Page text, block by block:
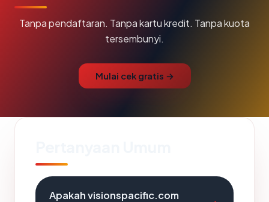
Tanpa pendaftaran. Tanpa kartu kredit. Tanpa kuota
tersembunyi.
Mulai cek gratis →
Apakah visionspacific.com